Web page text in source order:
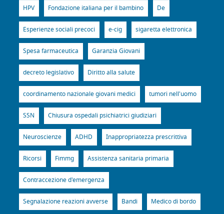
HPV Fondazione italiana per il bambino De
Esperienze sociali precoci e-cig sigaretta elettronica
Spesa farmaceutica Garanzia Giovani
decreto legislativo Diritto alla salute
coordinamento nazionale giovani medici tumori nell'uomo
SSN Chiusura ospedali psichiatrici giudiziari
Neuroscienze ADHD Inappropriatezza prescrittiva
Ricorsi Fimmg Assistenza sanitaria primaria
Contraccezione d'emergenza
Segnalazione reazioni avverse Bandi Medico di bordo